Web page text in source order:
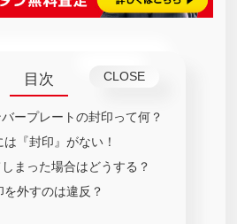
目次
ープレートの封印って何？
『封印』がない！
まった場合はどうする？
を外すのは違反？